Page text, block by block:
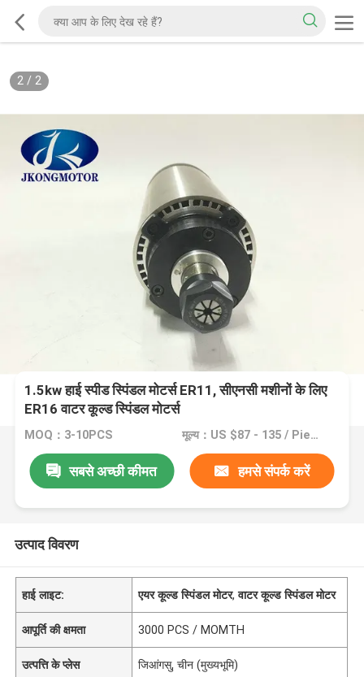
2/ 2
1.5kw हाई स्पीड स्पिंडल मोटर्स ER11, सीएनसी मशीनों के लिए
ER16 वाटर कूल्ड स्पिंडल मोटर्स
MOQ：3-10PCS मूल्य：US $87 - 135 / Pieces
सबसे अच्छी कीमत हमसे संपर्क करें
उत्पाद विवरण
हाई लाइट: एयर कूल्ड स्पिंडल मोटर,वाटर कूल्ड स्पिंडल मोटर
आपूर्ति की क्षमता 3000 PCS / MOMTH
उत्पत्ति के प्लेस जिआंगसु, चीन (मुख्यभूमि)